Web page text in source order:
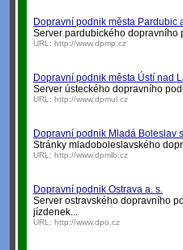
Dopravní podnik města Pardubic
Server pardubického dopravního
URL: http://www.dpmp.cz
Dopravní podnik města Ústí nad
Server ústeckého dopravního
URL: http://www.dpmul.cz
Dopravní podnik Mladá Boleslav
Stránky mladoboleslavského
URL: http://www.dpmlb.cz
Dopravní podnik Ostrava a. s.
Server ostravského dopravního
jízdenek...
URL: http://www.dpo.cz